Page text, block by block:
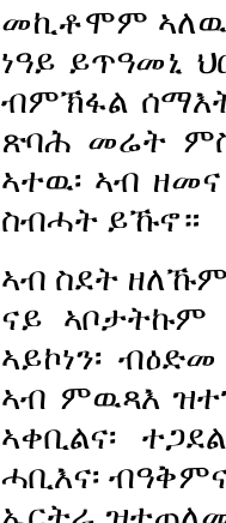
መኪቶሞም
ነዓይ ይጥዓመኒ
ብምኽፋል
ጽባሕ መሬት
ኣተዉ፡ ኣብ
ስብሓት ይኹኖ።
ኣብ ስደት
ናይ ኣቦታትኩም
ኣይኮነን፡
ኣብ ምዉጻእ
ኣቀቢልና፡
ሓቢእና፡